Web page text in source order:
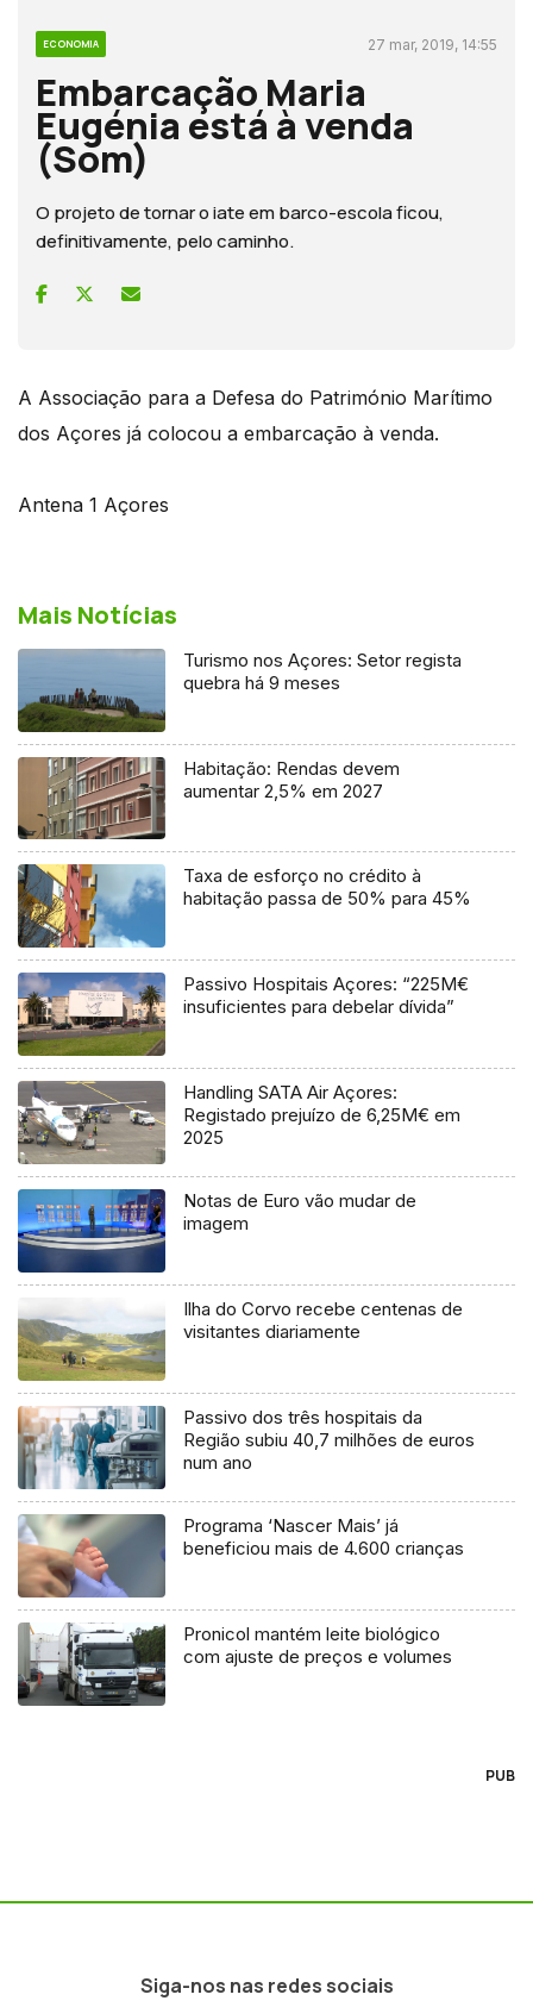
ECONOMIA 27 mar, 2019, 14:55
Embarcação Maria
Eugénia está à venda
(Som)
O projeto de tornar o iate em barco-escola ficou,
definitivamente, pelo caminho.
A Associação para a Defesa do Património Marítimo
dos Açores já colocou a embarcação à venda.
Antena 1 Açores
Mais Notícias
Turismo nos Açores: Setor regista
quebra há 9 meses
Habitação: Rendas devem
aumentar 2,5% em 2027
Taxa de esforço no crédito à
habitação passa de 50% para 45%
Passivo Hospitais Açores: “225M€
insuficientes para debelar dívida”
Handling SATA Air Açores:
Registado prejuízo de 6,25M€ em
2025
Notas de Euro vão mudar de
imagem
Ilha do Corvo recebe centenas de
visitantes diariamente
Passivo dos três hospitais da
Região subiu 40,7 milhões de euros
num ano
Programa ‘Nascer Mais’ já
beneficiou mais de 4.600 crianças
Pronicol mantém leite biológico
com ajuste de preços e volumes
PUB
Siga-nos nas redes sociais